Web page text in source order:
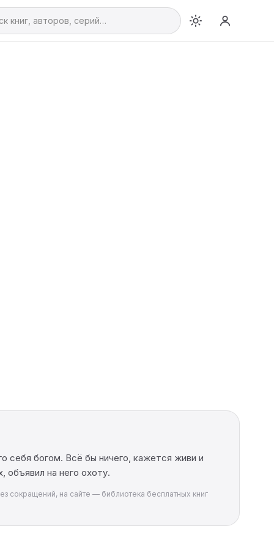
себя богом. Всё бы ничего, кажется живи и
на него охоту.
сокращений, на сайте — библиотека бесплатных книг